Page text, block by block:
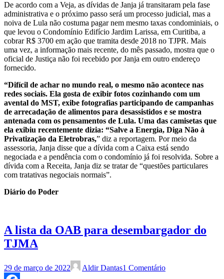
De acordo com a Veja, as dívidas de Janja já transitaram pela fase
administrativa e o próximo passo será um processo judicial, mas a
noiva de Lula não costuma pagar nem mesmo taxas condominiais, o
que levou o Condomínio Edifício Jardim Larissa, em Curitiba, a
cobrar R$ 3700 em ação que tramita desde 2018 no TJPR. Mais
uma vez, a informação mais recente, do mês passado, mostra que o
oficial de Justiça não foi recebido por Janja em outro endereço
fornecido.
“Difícil de achar no mundo real, o mesmo não acontece nas
redes sociais. Ela gosta de exibir fotos cozinhando com um
avental do MST, exibe fotografias participando de campanhas
de arrecadação de alimentos para desassistidos e se mostra
antenada com os pensamentos de Lula. Uma das camisetas que
ela exibiu recentemente dizia: “Salve a Energia, Diga Não à
Privatização da Eletrobras,” diz a reportagem. Por meio da
assessoria, Janja disse que a dívida com a Caixa está sendo
negociada e a pendência com o condomínio já foi resolvida. Sobre a
dívida com a Receita, Janja diz se tratar de “questões particulares
com tratativas negociais normais”.
Diário do Poder
A lista da OAB para desembargador do
TJMA
29 de março de 2022 Aldir Dantas1 Comentário